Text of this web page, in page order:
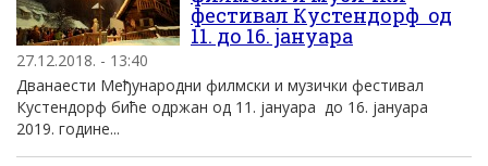
фестивал Кустендорф од
11. до 16. јануара
27.12.2018. - 13:40
Дванаести Међународни филмски и музички фестивал
Кустендорф биће одржан од 11. jануара до 16. јануара
2019. године...